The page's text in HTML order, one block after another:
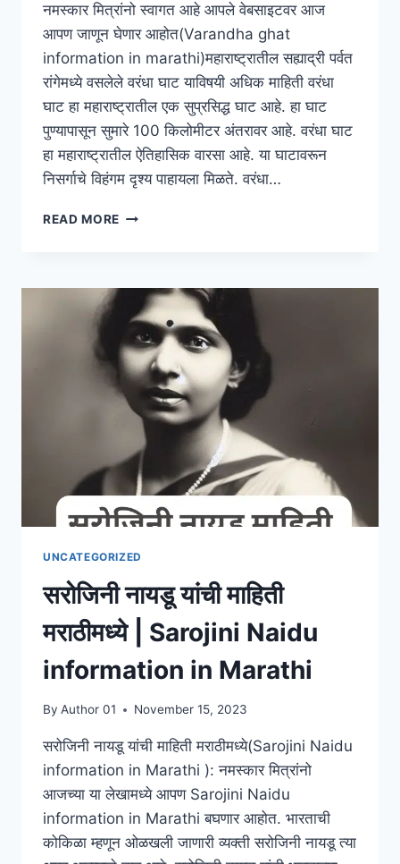
नमस्कार मित्रांनो स्वागत आहे आपले वेबसाइटवर आज
आपण जाणून घेणार आहोत(Varandha ghat
information in marathi)महाराष्ट्रातील सह्याद्री पर्वत
रांगेमध्ये वसलेले वरंधा घाट याविषयी अधिक माहिती वरंधा
घाट हा महाराष्ट्रातील एक सुप्रसिद्ध घाट आहे. हा घाट
पुण्यापासून सुमारे 100 किलोमीटर अंतरावर आहे. वरंधा घाट
हा महाराष्ट्रातील ऐतिहासिक वारसा आहे. या घाटावरून
निसर्गाचे विहंगम दृश्य पाहायला मिळते. वरंधा…
READ MORE VARANDHA
MARATHI
घाट
माहिती
मराठीत
UNCATEGORIZED
सरोजिनी नायडू यांची माहिती
मराठीमध्ये | Sarojini Naidu
information in Marathi
By Author 01 November 15, 2023
सरोजिनी नायडू यांची माहिती मराठीमध्ये(Sarojini Naidu
information in Marathi ): नमस्कार मित्रांनो
आजच्या या लेखामध्ये आपण Sarojini Naidu
information in Marathi बघणार आहोत. भारताची
कोकिळा म्हणून ओळखली जाणारी व्यक्ती सरोजिनी नायडू त्या